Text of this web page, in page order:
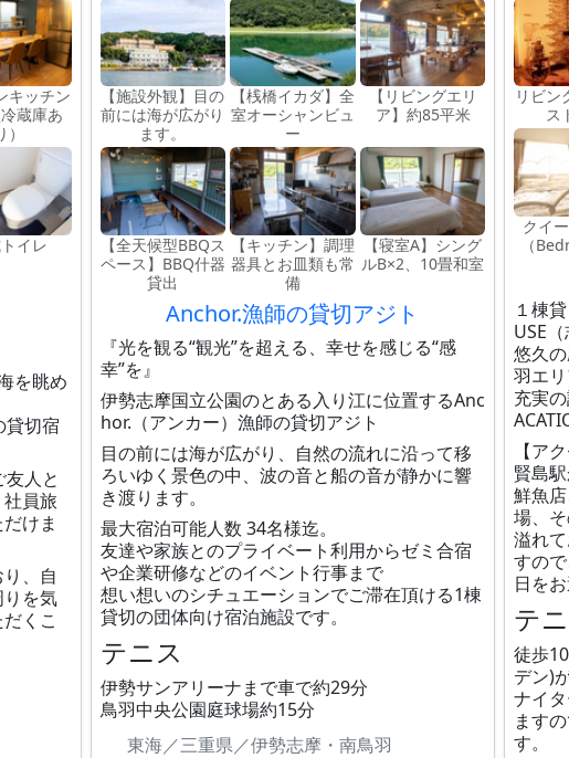
キッチン
冷蔵庫あ
）
イレ
を眺め
貸切宿
人と
員旅
けま
、自
を気
くこ
【施設外観】目の
前には海が広がり
ます。
【桟橋イカダ】全
室オーシャンビュ
ー
【リビングエリ
ア】約85平米
【全天候型BBQス
ペース】BBQ什器
貸出
【キッチン】調理
器具とお皿類も常
備
【寝室A】シング
ルB×2、10畳和室
Anchor.漁師の貸切アジト
『光を観る“観光”を超える、幸せを感じる“感
幸”を』
伊勢志摩国立公園のとある入り江に位置するAnc
hor.（アンカー）漁師の貸切アジト
目の前には海が広がり、自然の流れに沿って移
ろいゆく景色の中、波の音と船の音が静かに響
き渡ります。
最大宿泊可能人数 34名様迄。
友達や家族とのプライベート利用からゼミ合宿
や企業研修などのイベント行事まで
想い想いのシチュエーションでご滞在頂ける1棟
貸切の団体向け宿泊施設です。
テニス
伊勢サンアリーナまで車で約29分
鳥羽中央公園庭球場約15分
東海／三重県／伊勢志摩・南鳥羽
リビン
ス
クイ
（
１棟
USE
悠久
羽エ
充実
【ア
賢島
鮮魚
場、
溢れ
すの
日を
テ
徒歩
デン)
ナイ
ます
す。